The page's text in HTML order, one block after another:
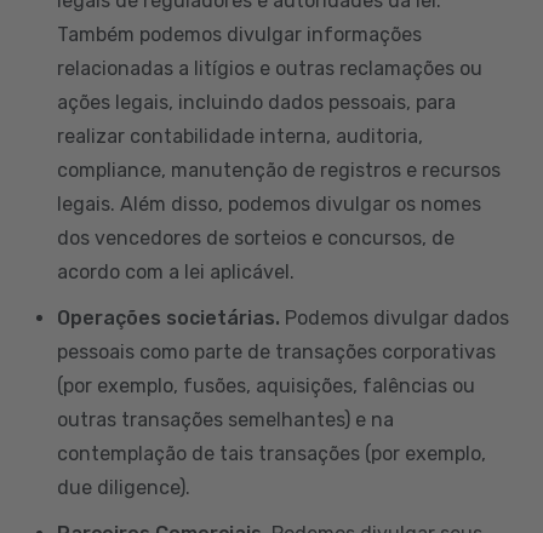
Também podemos divulgar informações
relacionadas a litígios e outras reclamações ou
ações legais, incluindo dados pessoais, para
realizar contabilidade interna, auditoria,
compliance, manutenção de registros e recursos
legais. Além disso, podemos divulgar os nomes
dos vencedores de sorteios e concursos, de
acordo com a lei aplicável.
Operações societárias. Podemos divulgar dados
pessoais como parte de transações corporativas
(por exemplo, fusões, aquisições, falências ou
outras transações semelhantes) e na
contemplação de tais transações (por exemplo,
due diligence).